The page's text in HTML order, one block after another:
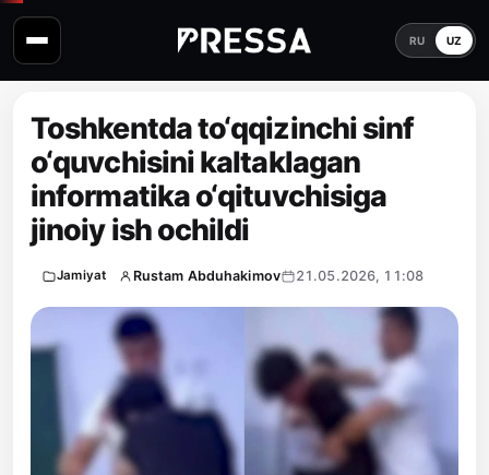
RU UZ
Toshkentda to‘qqizinchi sinf
o‘quvchisini kaltaklagan
informatika o‘qituvchisiga
jinoiy ish ochildi
Jamiyat Rustam Abduhakimov 21.05.2026, 11:08